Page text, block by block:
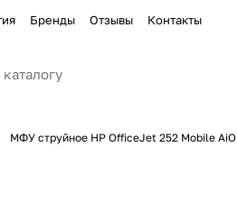
Бренды Отзывы Контакты
МФУ струйное HP OfficeJet 252 Mobile AiO